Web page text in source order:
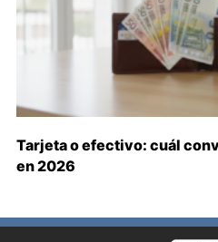
Tarjeta o efectivo: cuál
en 2026